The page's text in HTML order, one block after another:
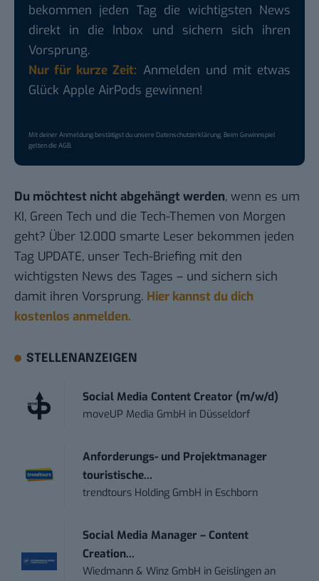
bekommen jeden Tag die wichtigsten News
direkt in die Inbox und sichern sich ihren
Vorsprung.
Nur für kurze Zeit: Anmelden und mit etwas
Glück Apple AirPods gewinnen!
Mit deiner Anmeldung bestätigst du unsereDatenschutzerklärung. Beim Gewinnspiel
gelten dieAGB.
Du möchtest nicht abgehängt werden, wenn es um
KI, Green Tech und die Tech-Themen von Morgen
geht? Über 12.000 smarte Leser bekommen jeden
Tag UPDATE, unser Tech-Briefing mit den
wichtigsten News des Tages – und sichern sich
damit ihren Vorsprung. Hier kannst du dich
kostenlos anmelden.
STELLENANZEIGEN
Social Media Content Creator (m/w/d)
moveUP Media GmbH in Düsseldorf
Anforderungs- und Projektmanager
touristische...
trendtours Holding GmbH in Eschborn
Social Media Manager – Content
Creation...
Wiedmann & Winz GmbH in Geislingen an